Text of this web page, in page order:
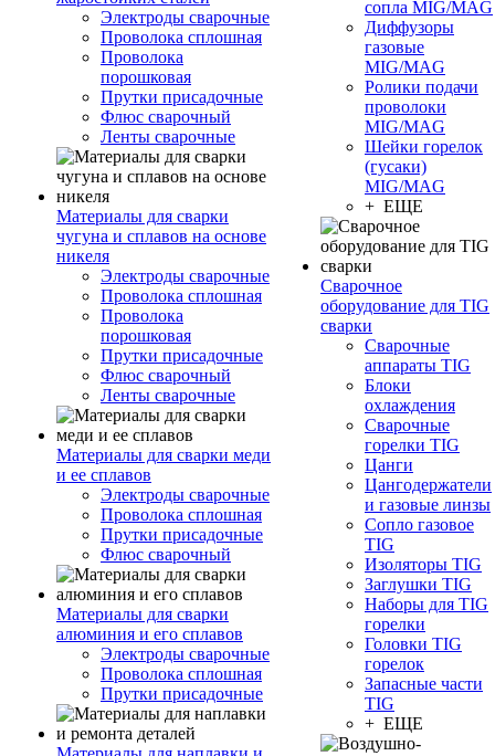
Электроды сварочные
Проволока сплошная
Проволока
порошковая
Прутки присадочные
Флюс сварочный
Ленты сварочные
Материалы для сварки
чугуна и сплавов на основе
никеля
Электроды сварочные
Проволока сплошная
Проволока
порошковая
Прутки присадочные
Флюс сварочный
Ленты сварочные
Материалы для сварки меди
и ее сплавов
Электроды сварочные
Проволока сплошная
Прутки присадочные
Флюс сварочный
Материалы для сварки
алюминия и его сплавов
Электроды сварочные
Проволока сплошная
Прутки присадочные
сопла MIG/MAG
Диффузоры
газовые
MIG/MAG
Ролики подачи
проволоки
MIG/MAG
Шейки горелок
(гусаки)
MIG/MAG
+ ЕЩЕ
Сварочное
оборудование для TIG
сварки
Сварочные
аппараты TIG
Блоки
охлаждения
Сварочные
горелки TIG
Цанги
Цангодержатели
и газовые линзы
Сопло газовое
TIG
Изоляторы TIG
Заглушки TIG
Наборы для TIG
горелки
Головки TIG
горелок
Запасные части
TIG
+ ЕЩЕ